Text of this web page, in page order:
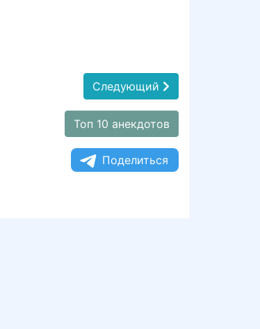
Следующий
Топ 10 анекдотов
Поделиться